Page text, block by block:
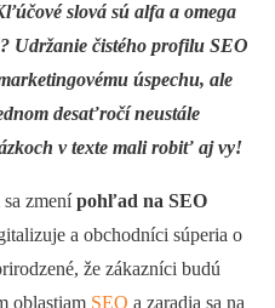
slová sú alfa a omega
Udržanie čistého profilu SEO
úspechu, ale
desaťročí neustále
v texte mali robiť aj vy!
zmenípohľad na SEO
a obchodníci súperia o
že zákazníci budú
oblastiam SEO a zaradia sa na